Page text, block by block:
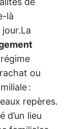
là
ou
:
repères.
d’un lieu